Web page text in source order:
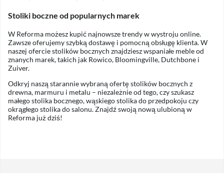
Stoliki boczne od popularnych marek
W Reforma możesz kupić najnowsze trendy w wystroju online.
Zawsze oferujemy szybką dostawę i pomocną obsługę klienta. W
naszej ofercie stolików bocznych znajdziesz wspaniałe meble od
znanych marek, takich jak Rowico, Bloomingville, Dutchbone i
Zuiver.
Odkryj naszą starannie wybraną ofertę stolików bocznych z
drewna, marmuru i metalu – niezależnie od tego, czy szukasz
małego stolika bocznego, wąskiego stolika do przedpokoju czy
okrągłego stolika do salonu. Znajdź swoją nową ulubioną w
Reforma już dziś!